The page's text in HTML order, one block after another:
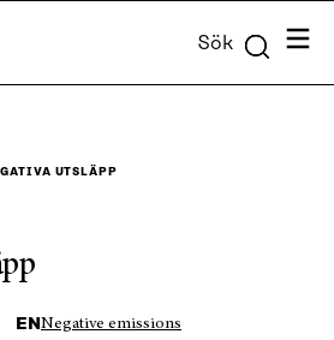
Sök Meny
UTSLÄPP
EN Negative emissions